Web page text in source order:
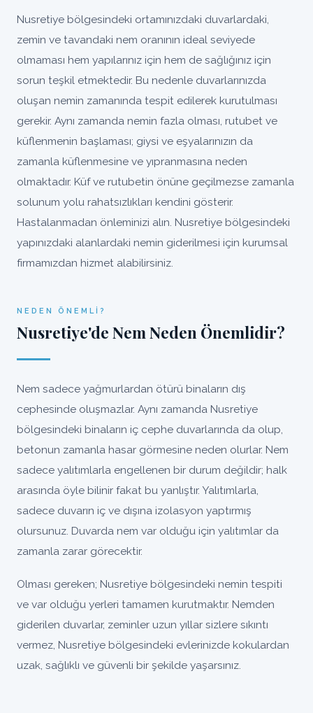
Nusretiye bölgesindeki ortamınızdaki duvarlardaki,
zemin ve tavandaki nem oranının ideal seviyede
olmaması hem yapılarınız için hem de sağlığınız için
sorun teşkil etmektedir. Bu nedenle duvarlarınızda
oluşan nemin zamanında tespit edilerek kurutulması
gerekir. Aynı zamanda nemin fazla olması, rutubet ve
küflenmenin başlaması; giysi ve eşyalarınızın da
zamanla küflenmesine ve yıpranmasına neden
olmaktadır. Küf ve rutubetin önüne geçilmezse zamanla
solunum yolu rahatsızlıkları kendini gösterir.
Hastalanmadan önleminizi alın. Nusretiye bölgesindeki
yapınızdaki alanlardaki nemin giderilmesi için kurumsal
firmamızdan hizmet alabilirsiniz.
NEDEN ÖNEMLI?
Nusretiye'de Nem Neden Önemlidir?
Nem sadece yağmurlardan ötürü binaların dış
cephesinde oluşmazlar. Aynı zamanda Nusretiye
bölgesindeki binaların iç cephe duvarlarında da olup,
betonun zamanla hasar görmesine neden olurlar. Nem
sadece yalıtımlarla engellenen bir durum değildir; halk
arasında öyle bilinir fakat bu yanlıştır. Yalıtımlarla,
sadece duvarın iç ve dışına izolasyon yaptırmış
olursunuz. Duvarda nem var olduğu için yalıtımlar da
zamanla zarar görecektir.
Olması gereken; Nusretiye bölgesindeki nemin tespiti
ve var olduğu yerleri tamamen kurutmaktır. Nemden
giderilen duvarlar, zeminler uzun yıllar sizlere sıkıntı
vermez, Nusretiye bölgesindeki evlerinizde kokulardan
uzak, sağlıklı ve güvenli bir şekilde yaşarsınız.